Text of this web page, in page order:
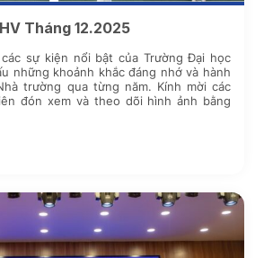
Tháng 12.2025
sự kiện nổi bật của Trường Đại học
những khoảnh khắc đáng nhớ và hành
trường qua từng năm. Kính mời các
đón xem và theo dõi hình ảnh bằng